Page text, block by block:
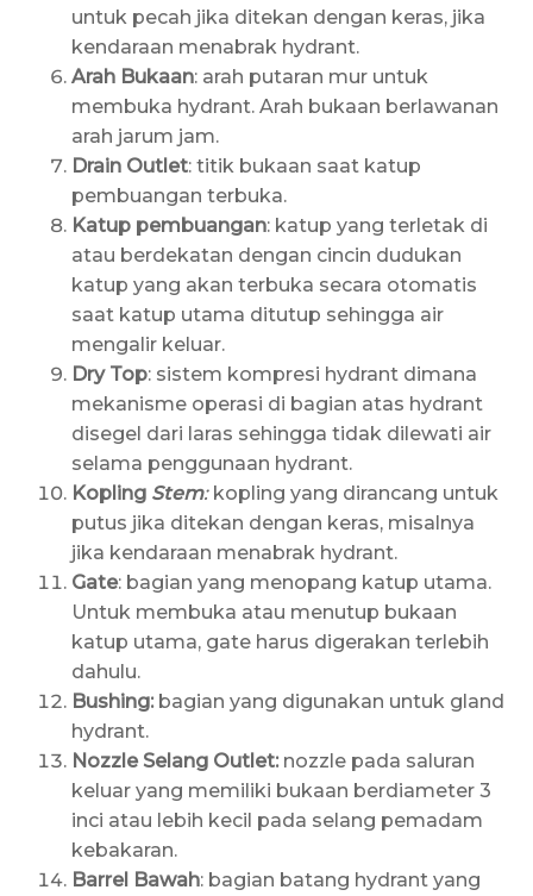
untuk pecah jika ditekan dengan keras, jika
kendaraan menabrak hydrant.
Arah Bukaan: arah putaran mur untuk
membuka hydrant. Arah bukaan berlawanan
arah jarum jam.
Drain Outlet: titik bukaan saat katup
pembuangan terbuka.
Katup pembuangan: katup yang terletak di
atau berdekatan dengan cincin dudukan
katup yang akan terbuka secara otomatis
saat katup utama ditutup sehingga air
mengalir keluar.
Dry Top: sistem kompresi hydrant dimana
mekanisme operasi di bagian atas hydrant
disegel dari laras sehingga tidak dilewati air
selama penggunaan hydrant.
Kopling Stem: kopling yang dirancang untuk
putus jika ditekan dengan keras, misalnya
jika kendaraan menabrak hydrant.
Gate: bagian yang menopang katup utama.
Untuk membuka atau menutup bukaan
katup utama, gate harus digerakan terlebih
dahulu.
Bushing: bagian yang digunakan untuk gland
hydrant.
Nozzle Selang Outlet: nozzle pada saluran
keluar yang memiliki bukaan berdiameter 3
inci atau lebih kecil pada selang pemadam
kebakaran.
Barrel Bawah: bagian batang hydrant yang